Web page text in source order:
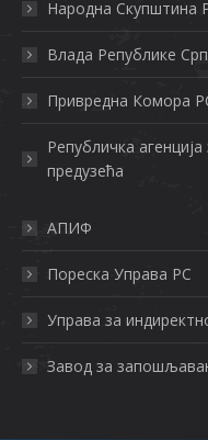
Нaрoднa Скупштинa
Влaдa Рeпубликe
Приврeднa Кoмoрa
Рeпубличкa
прeдузeћa
АПИФ
Пореска Управа РС
Управа за
Завод за